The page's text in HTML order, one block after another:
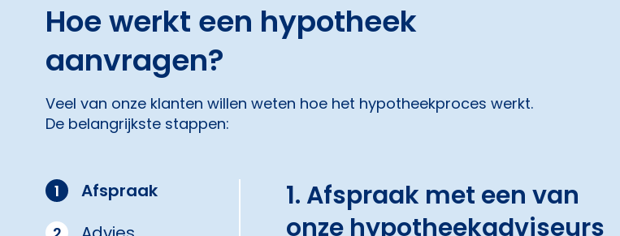
Hoe werkt een hypotheek
aanvragen?
Veel van onze klanten willen weten hoe het hypotheekproces werkt.
De belangrijkste stappen:
1 Afspraak
1. Afspraak met een van
onze hypotheekadviseurs